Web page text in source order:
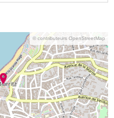
© contributeurs OpenStreetMap